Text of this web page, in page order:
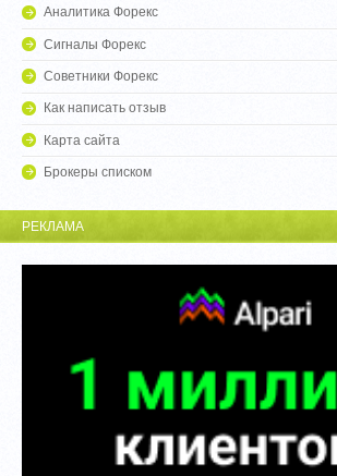
Аналитика Форекс
Сигналы Форекс
Советники Форекс
Как написать отзыв
Карта сайта
Брокеры списком
РЕКЛАМА